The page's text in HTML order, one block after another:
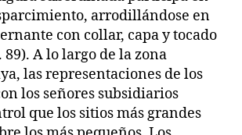
arrodillándose en
con collar, capa y tocado
89). A lo largo de la zona
las representaciones de los
los señores subsidiarios
que los sitios más grandes